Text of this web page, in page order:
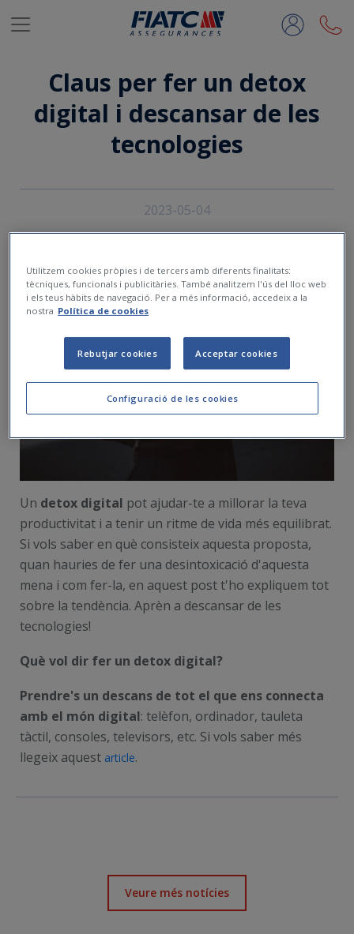
Salta al contingut principal
Claus per fer un detox
digital i descansar de les
tecnologies
2023-05-04
Un detox digital pot ajudar-te a millorar la teva
productivitat i a tenir un ritme de vida més equilibrat.
Si vols saber en què consisteix aquesta proposta,
quan hauries de fer una desintoxicació d'aquesta
mena i com fer-la, en aquest post t'ho expliquem tot
sobre la tendència. Aprèn a descansar de les
tecnologies!
Què vol dir fer un detox digital?
Prendre's un descans de tot el que ens connecta
amb el món digital: telèfon, ordinador, tauleta
tàctil, consoles, televisors, etc. Si vols saber més
llegeix aquest article.
Veure més notícies
Utilitzem cookies pròpies i de tercers amb diferents finalitats:
tècniques, funcionals i publicitàries. També analitzem l'ús del lloc web
i els teus hàbits de navegació. Per a més informació, accedeix a la
nostra Política de cookies
Configuració de les cookies
Rebutjar cookies Acceptar cookies